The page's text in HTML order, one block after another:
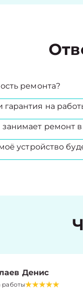
ремонта?
гарантия на
ремонт
устройство
Денис
работы